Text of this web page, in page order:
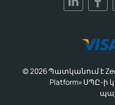
© 2026 Պատկանում է
Platform» ՍՊԸ-ի